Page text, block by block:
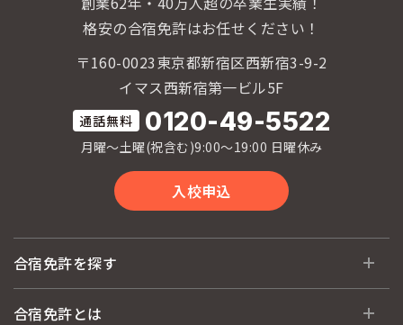
格安の合宿免許はお任せください！
〒160-0023東京都新宿区西新宿3-9-2
イマス西新宿第一ビル5F
0120-49-5522
月曜〜土曜(祝含む)9:00〜19:00 日曜休み
入校申込
合宿免許を探す
全国 教習所一覧
合宿免許とは